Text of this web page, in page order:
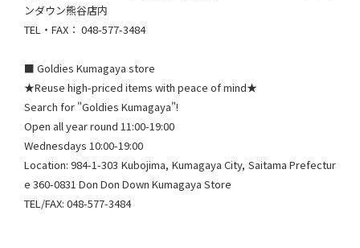
ンダウン熊谷店内
TEL・FAX： 048-577-3484​
■ Goldies Kumagaya store
★Reuse high-priced items with peace of mind★
Search for "Goldies Kumagaya"!
Open all year round 11:00-19:00
Wednesdays 10:00-19:00
Location: 984-1-303 Kubojima, Kumagaya City, Saitama Prefectur
e 360-0831 Don Don Down Kumagaya Store
TEL/FAX: 048-577-3484